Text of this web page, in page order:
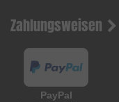
Zahlungsweisen
PayPal